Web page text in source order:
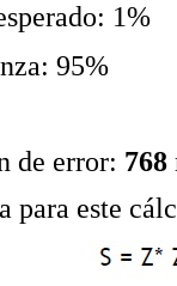
1%
95%
de error: 768
para este